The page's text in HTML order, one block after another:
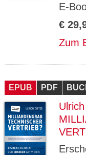
E-
€
Zum
EPUB PDF